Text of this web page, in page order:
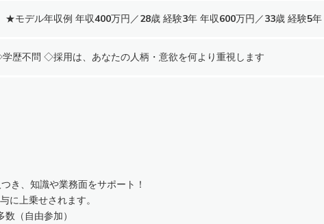
モデル年収例 年収400万円／28歳 経験3年 年収600万円／33歳 経験5年
歴不問 ◇採用は、あなたの人柄・意欲を何より重視します
き、知識や業務面をサポート！
に上乗せされます。
（自由参加）